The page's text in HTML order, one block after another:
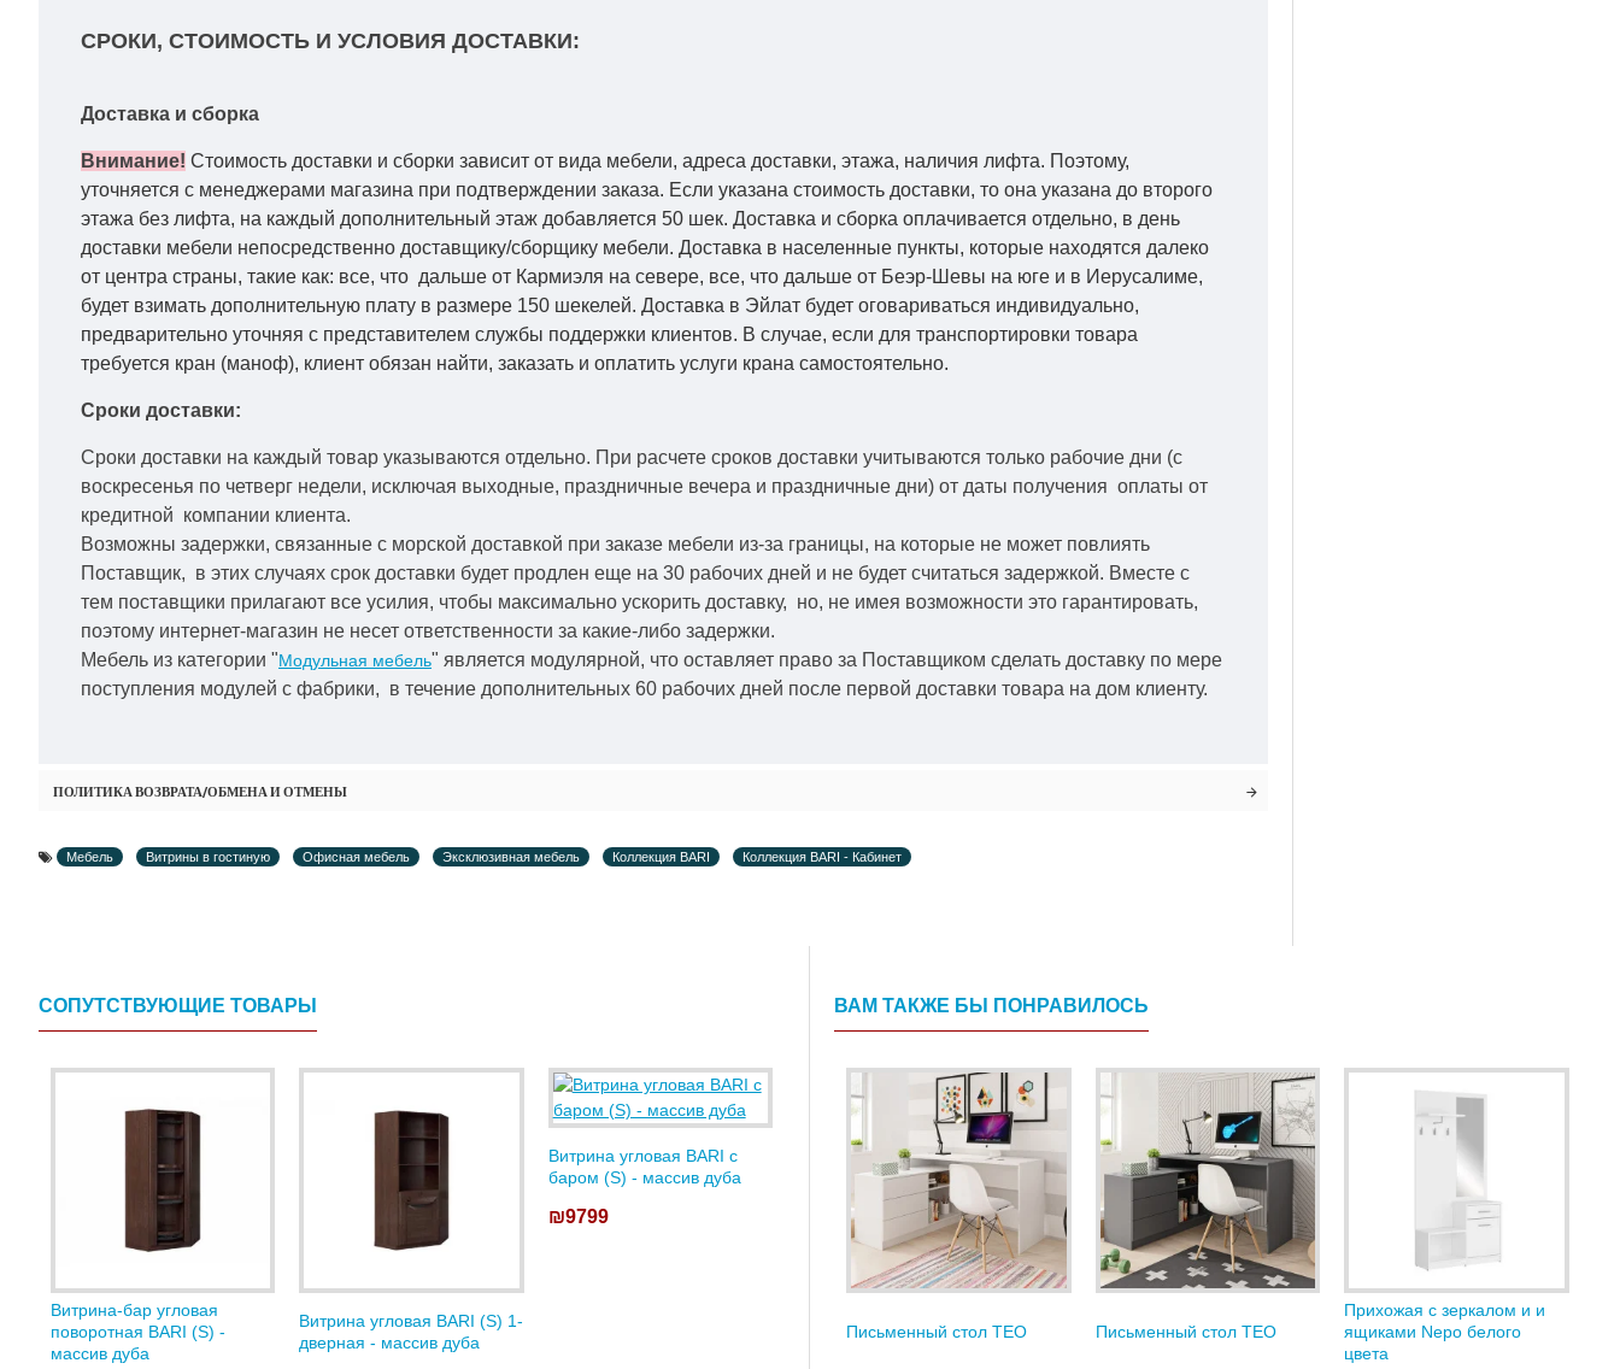
СРОКИ, СТОИМОСТЬ И УСЛОВИЯ ДОСТАВКИ:
Доставка и сборка
Внимание! Стоимость доставки и сборки зависит от вида мебели, адреса доставки, этажа, наличия лифта. Поэтому,
уточняется с менеджерами магазина при подтверждении заказа. Если указана стоимость доставки, то она указана до второго
этажа без лифта, на каждый дополнительный этаж добавляется 50 шек. Доставка и сборка оплачивается отдельно, в день
доставки мебели непосредственно доставщику/сборщику мебели. Доставка в населенные пункты, которые находятся далеко
от центра страны, такие как: все, что дальше от Кармиэля на севере, все, что дальше от Беэр-Шевы на юге и в Иерусалиме,
будет взимать дополнительную плату в размере 150 шекелей. Доставка в Эйлат будет оговариваться индивидуально,
предварительно уточняя с представителем службы поддержки клиентов. В случае, если для транспортировки товара
требуется кран (маноф), клиент обязан найти, заказать и оплатить услуги крана самостоятельно.
Сроки доставки:
Сроки доставки на каждый товар указываются отдельно. При расчете сроков доставки учитываются только рабочие дни (с
воскресенья по четверг недели, исключая выходные, праздничные вечера и праздничные дни) от даты получения оплаты от
кредитной компании клиента.
Возможны задержки, связанные с морской доставкой при заказе мебели из-за границы, на которые не может повлиять
Поставщик, в этих случаях срок доставки будет продлен еще на 30 рабочих дней и не будет считаться задержкой. Вместе с
тем поставщики прилагают все усилия, чтобы максимально ускорить доставку, но, не имея возможности это гарантировать,
поэтому интернет-магазин не несет ответственности за какие-либо задержки.
Мебель из категории "Модульная мебель" является модулярной, что оставляет право за Поставщиком сделать доставку по мере
поступления модулей с фабрики, в течение дополнительных 60 рабочих дней после первой доставки товара на дом клиенту.
ПОЛИТИКА ВОЗВРАТА/ОБМЕНА И ОТМЕНЫ
Мебель Витрины в гостиную Офисная мебель Эксклюзивная мебель Коллекция BARI Коллекция BARI - Кабинет
СОПУТСТВУЮЩИЕ ТОВАРЫ
Витрина-бар угловая
поворотная BARI (S) -
массив дуба
Витрина угловая BARI (S) 1-
дверная - массив дуба
Витрина угловая BARI с
баром (S) - массив дуба
₪9799
ВАМ ТАКЖЕ БЫ ПОНРАВИЛОСЬ
Письменный стол TEO Письменный стол TEO
Прихожая с зеркалом и и
ящиками Nepo белого
цвета